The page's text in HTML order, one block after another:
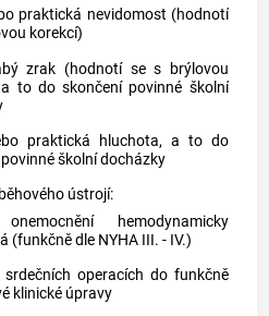
praktická nevidomost (hodnotí
korekcí)
zrak (hodnotí se s brýlovou
a to do skončení povinné školní
praktická hluchota, a to do
školní docházky
ústrojí:
hemodynamicky
(funkčně dle NYHA III. - IV.)
operacích do funkčně
klinické úpravy